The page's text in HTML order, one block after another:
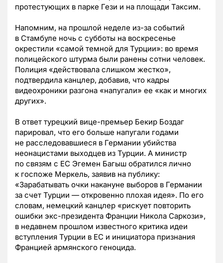
протестующих в парке Гези и на площади Таксим.
Напомним, на прошлой неделе из-за событий
в Стамбуле ночь с субботы на воскресенье
окрестили «самой темной для Турции»: во время
полицейского штурма были ранены сотни человек.
Полиция «действовала слишком жестко»,
подтвердила канцлер, добавив, что кадры
видеохроники разгона «напугали» ее «как и многих
других».
В ответ турецкий вице-премьер Бекир Боздаг
парировал, что его больше напугали годами
не расследовавшиеся в Германии убийства
неонацистами выходцев из Турции. А министр
по связям с ЕС Эгемен Багыш обратился лично
к госпоже Меркель, заявив на публику:
«Зарабатывать очки накануне выборов в Германии
за счет Турции — откровенно плохая идея». По его
словам, немецкий канцлер «рискует повторить
ошибки экс-президента Франции Никола Саркози»,
в недавнем прошлом известного критика идеи
вступления Турции в ЕС и инициатора признания
Францией армянского геноцида.